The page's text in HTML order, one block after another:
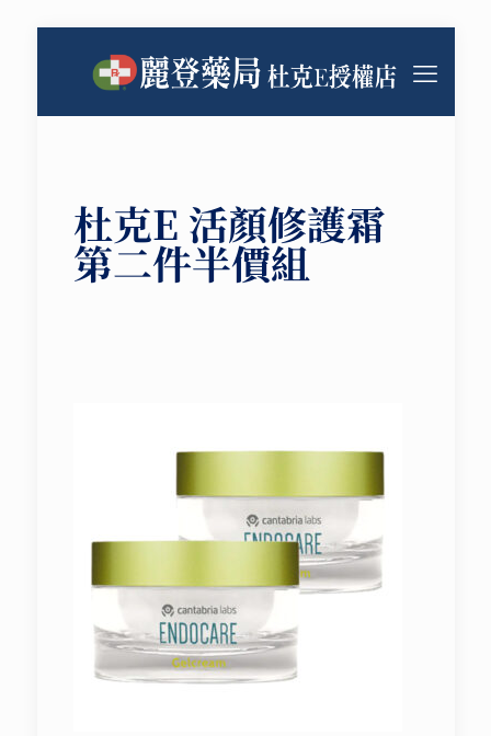
杜克E 活顏修護霜
第二件半價組